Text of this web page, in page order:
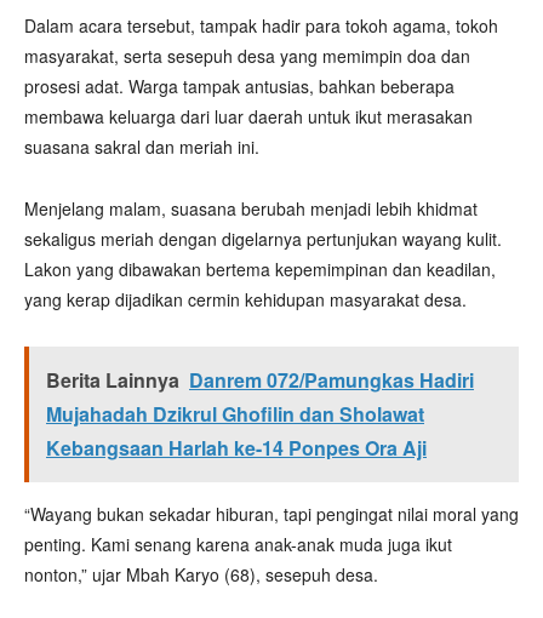
Dalam acara tersebut, tampak hadir para tokoh agama, tokoh
masyarakat, serta sesepuh desa yang memimpin doa dan
prosesi adat. Warga tampak antusias, bahkan beberapa
membawa keluarga dari luar daerah untuk ikut merasakan
suasana sakral dan meriah ini.
Menjelang malam, suasana berubah menjadi lebih khidmat
sekaligus meriah dengan digelarnya pertunjukan wayang kulit.
Lakon yang dibawakan bertema kepemimpinan dan keadilan,
yang kerap dijadikan cermin kehidupan masyarakat desa.
Berita Lainnya Danrem 072/Pamungkas Hadiri
Mujahadah Dzikrul Ghofilin dan Sholawat
Kebangsaan Harlah ke-14 Ponpes Ora Aji
“Wayang bukan sekadar hiburan, tapi pengingat nilai moral yang
penting. Kami senang karena anak-anak muda juga ikut
nonton,” ujar Mbah Karyo (68), sesepuh desa.